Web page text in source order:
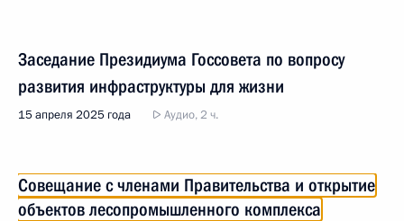
Заседание Президиума Госсовета по вопросу
развития инфраструктуры для жизни
15 апреля 2025 года Аудио, 2 ч.
Совещание с членами Правительства и открытие
объектов лесопромышленного комплекса